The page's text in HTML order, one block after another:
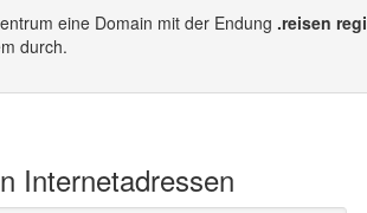
eine Domain mit der Endung .reisen
durch.
Internetadressen